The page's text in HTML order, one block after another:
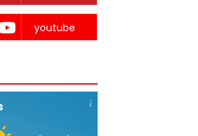
youtube